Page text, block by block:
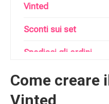
Vinted
Sconti sui set
Spedisci gli ordini
Prepara con cura il
Scarica l’etichetta di
Come creare
Vinted